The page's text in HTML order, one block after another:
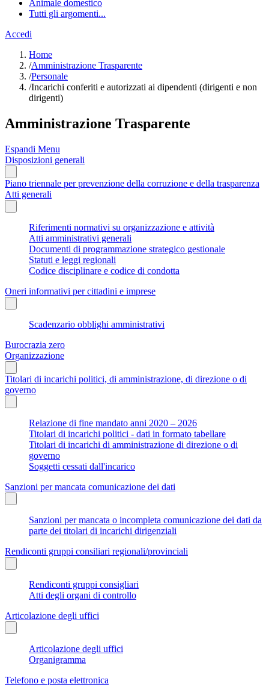
Animale domestico
Tutti gli argomenti...
Accedi
Home
/Amministrazione Trasparente
/Personale
/Incarichi conferiti e autorizzati ai dipendenti (dirigenti e non
dirigenti)
Amministrazione Trasparente
Espandi Menu
Disposizioni generali
Piano triennale per prevenzione della corruzione e della trasparenza
Atti generali
Riferimenti normativi su organizzazione e attività
Atti amministrativi generali
Documenti di programmazione strategico gestionale
Statuti e leggi regionali
Codice disciplinare e codice di condotta
Oneri informativi per cittadini e imprese
Scadenzario obblighi amministrativi
Burocrazia zero
Organizzazione
Titolari di incarichi politici, di amministrazione, di direzione o di
governo
Relazione di fine mandato anni 2020 – 2026
Titolari di incarichi politici - dati in formato tabellare
Titolari di incarichi di amministrazione di direzione o di
governo
Soggetti cessati dall'incarico
Sanzioni per mancata comunicazione dei dati
Sanzioni per mancata o incompleta comunicazione dei dati da
parte dei titolari di incarichi dirigenziali
Rendiconti gruppi consiliari regionali/provinciali
Rendiconti gruppi consigliari
Atti degli organi di controllo
Articolazione degli uffici
Articolazione degli uffici
Organigramma
Telefono e posta elettronica